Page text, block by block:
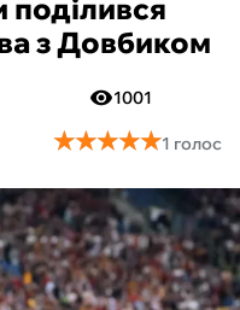
поділився
з Довбиком
1001
★★★★★
★★★★★1 голос